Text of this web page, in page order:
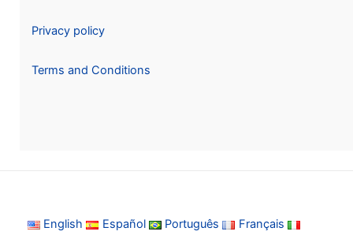
Privacy policy
Terms and Conditions
English Español Português
Français